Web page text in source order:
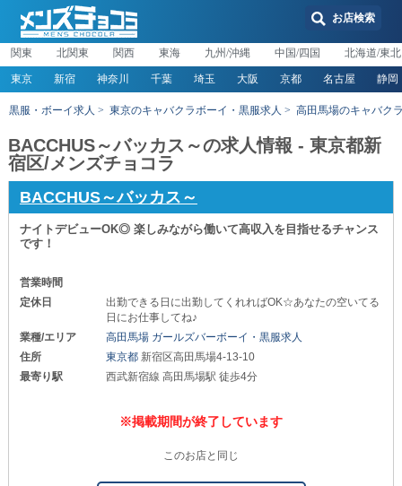
お店検索
関東 北関東 関西 東海 九州/沖縄 中国/四国 北海道/東北
東京 新宿 神奈川 千葉 埼玉 大阪 京都 名古屋 静岡
黒服・ボーイ求人 東京のキャバクラボーイ・黒服求人 高田馬場のキャバク
BACCHUS～バッカス～の求人情報 - 東京都新
宿区/メンズチョコラ
BACCHUS～バッカス～
ナイトデビューOK◎ 楽しみながら働いて高収入を目指せるチャンス
です！
営業時間
定休日
出勤できる日に出勤してくれればOK☆あなたの空いてる
日にお仕事してね♪
業種/エリア
高田馬場 ガールズバーボーイ・黒服求人
住所
東京都 新宿区高田馬場4-13-10
最寄り駅
西武新宿線 高田馬場駅 徒歩4分
※掲載期間が終了しています
このお店と同じ